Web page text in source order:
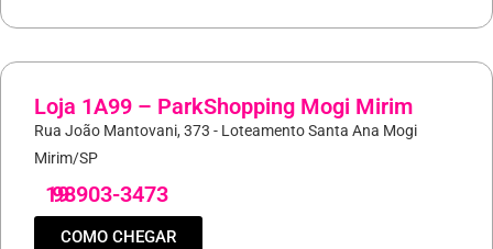
Loja 1A99 – ParkShopping Mogi Mirim
Rua João Mantovani, 373 - Loteamento Santa Ana Mogi
Mirim/SP
19
98903-3473
COMO CHEGAR